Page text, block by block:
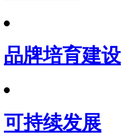
品牌培育建设
可持续发展